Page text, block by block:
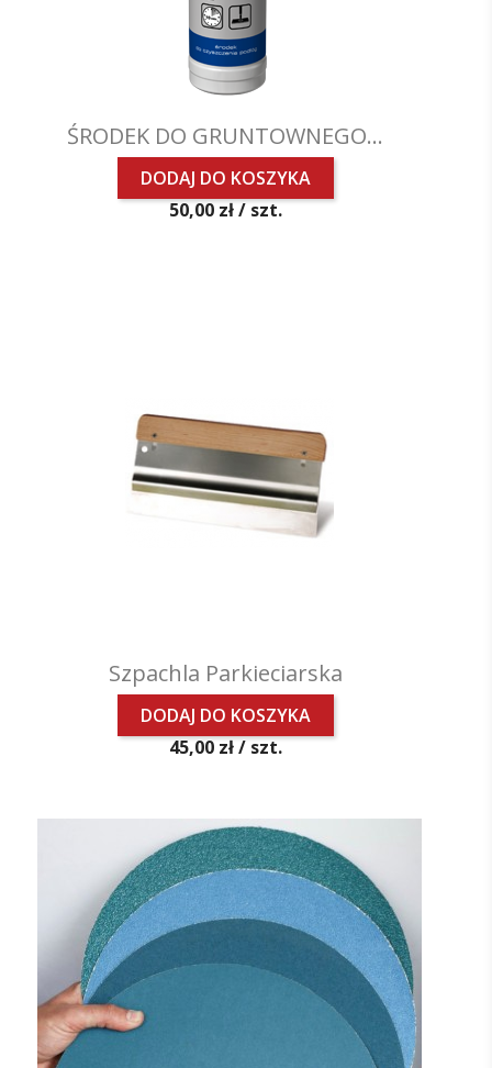
ŚRODEK DO GRUNTOWNEGO...
DODAJ DO KOSZYKA
Cena
50,00 zł / szt.
Szpachla Parkieciarska
DODAJ DO KOSZYKA
Cena
45,00 zł / szt.